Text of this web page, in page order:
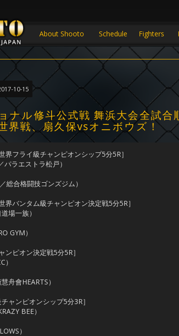
About Shooto Schedule Fighters
10-15
ナル修斗公式戦 舞浜大会全試
戦、扇久保vsオニボウズ！
界フライ級チャンピオンシップ5分5R］
ラエストラ松戸）
総合格闘技ゴンズジム）
界バンタム級チャンピオン決定戦5分5R］
場一族）
GYM）
ンピオン決定戦5分5R］
舟會HEARTS）
ャンピオンシップ5分3R］
BEE）
）